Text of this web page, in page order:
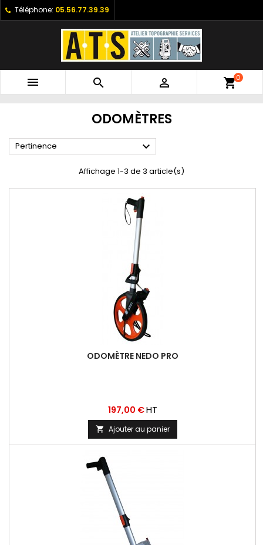
Téléphone: 05.56.77.39.39
   shopping_cart0
ODOMÈTRES
Pertinence 
Affichage 1-3 de 3 article(s)
ODOMÈTRE NEDO PRO
Prix
197,00 €HT
 Ajouter au panier